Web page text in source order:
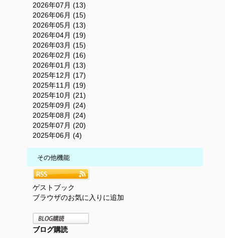
2026年07月 (13)
2026年06月 (15)
2026年05月 (13)
2026年04月 (19)
2026年03月 (15)
2026年02月 (16)
2026年01月 (13)
2025年12月 (17)
2025年11月 (19)
2025年10月 (21)
2025年09月 (24)
2025年08月 (24)
2025年07月 (20)
2025年06月 (4)
その他機能
ゲストブック
ブラウザのお気に入りに追加
ブログ購読